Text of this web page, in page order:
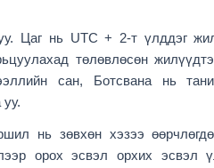
Цаг нь UTC + 2-т үлддэг
төлөвлөсөн
сан, Ботсвана нь
нь зөвхөн хэзээ
орох эсвэл орхих эсвэл